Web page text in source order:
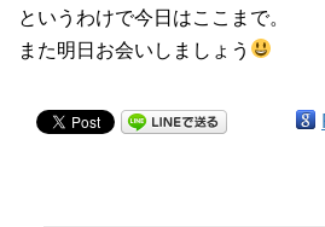
というわけで今日はここまで。
また明日お会いしましょう